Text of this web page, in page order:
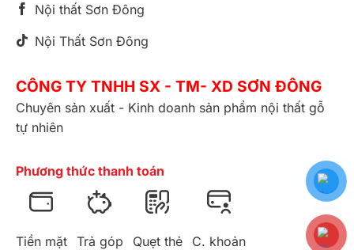
Nội thất Sơn Đông
Nội Thất Sơn Đông
CÔNG TY TNHH SX - TM- XD SƠN ĐÔNG
Chuyên sản xuất - Kinh doanh sản phẩm nội thất gỗ
tự nhiên
Phương thức thanh toán
Tiền mặt Trả góp Quẹt thẻ C. khoản